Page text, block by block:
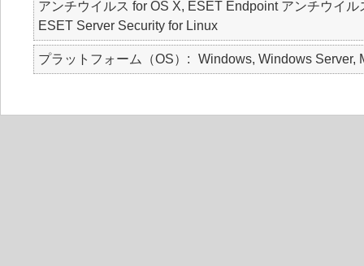
アンチウイルス for OS X, ESET Endpoint アンチウイ
ESET Server Security for Linux
プラットフォーム（OS） Windows, Windows Server,